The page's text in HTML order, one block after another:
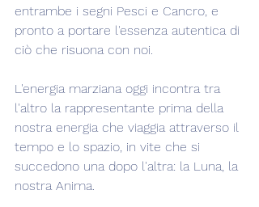
entrambe i segni Pesci e Cancro, e
pronto a portare l'essenza autentica di
ciò che risuona con noi.
L'energia marziana oggi incontra tra
l'altro la rappresentante prima della
nostra energia che viaggia attraverso il
tempo e lo spazio, in vite che si
succedono una dopo l'altra: la Luna, la
nostra Anima.